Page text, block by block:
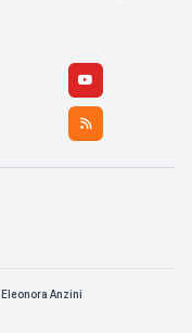
Eleonora Anzini